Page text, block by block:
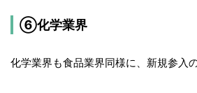
⑥化学業界
化学業界も食品業界同様に、新規参入